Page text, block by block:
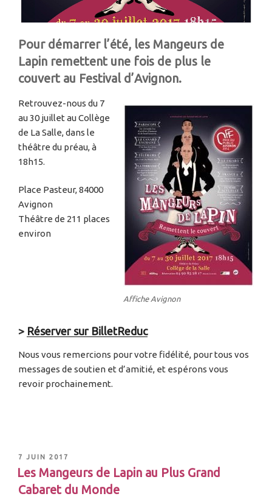
Pour démarrer l’été, les Mangeurs de
Lapin remettent une fois de plus le
couvert au Festival d’Avignon.
Affiche Avignon
Retrouvez-nous du 7
au 30 juillet au Collège
de La Salle, dans le
théâtre du préau, à
18h15.
Place Pasteur, 84000
Avignon
Théâtre de 211 places
environ
> Réserver sur BilletReduc
Nous vous remercions pour votre fidélité, pour tous vos
messages de soutien et d’amitié, et espérons vous
revoir prochainement.
7 JUIN 2017
Les Mangeurs de Lapin au Plus Grand
Cabaret du Monde